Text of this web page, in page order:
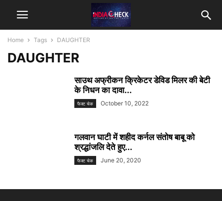
Home Tags DAUGHTER
DAUGHTER
साउथ अफ्रीकन क्रिकेटर डेविड मिलर की बेटी
के निधन का दावा...
फैक्ट चेक October 10, 2022
गलवान घाटी में शहीद कर्नल संतोष बाबू को
श्रद्धांजलि देते हुए...
फैक्ट चेक June 20, 2020